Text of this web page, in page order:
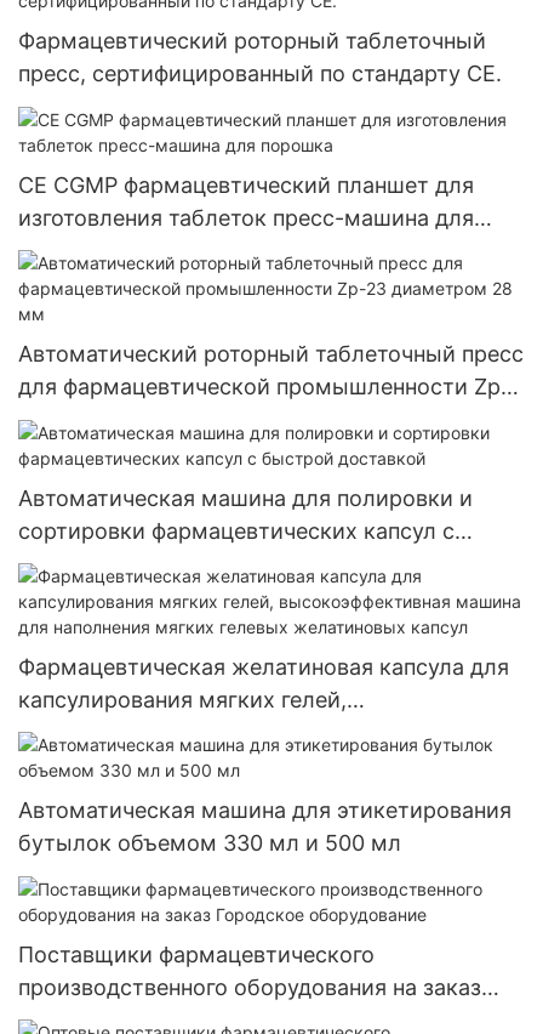
Фармацевтический роторный таблеточный
пресс, сертифицированный по стандарту CE.
CE CGMP фармацевтический планшет для
изготовления таблеток пресс-машина для
порошка
Автоматический роторный таблеточный пресс
для фармацевтической промышленности Zp-
23 диаметром 28 мм
Автоматическая машина для полировки и
сортировки фармацевтических капсул с
быстрой доставкой
Фармацевтическая желатиновая капсула для
капсулирования мягких гелей,
высокоэффективная машина для наполнения
мягких гелевых желатиновых капсул
Автоматическая машина для этикетирования
бутылок объемом 330 мл и 500 мл
Поставщики фармацевтического
производственного оборудования на заказ
Городское оборудование